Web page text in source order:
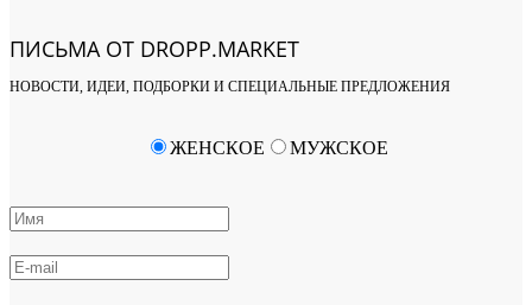
ПИСЬМА ОТ DROPP.MARKET
НОВОСТИ, ИДЕИ, ПОДБОРКИ И СПЕЦИАЛЬНЫЕ ПРЕДЛОЖЕНИЯ
ЖЕНСКОЕ МУЖСКОЕ